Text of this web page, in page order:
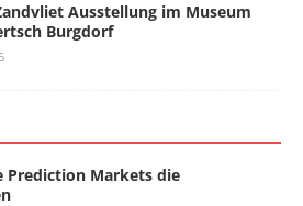
Ausstellung im Museum
Burgdorf
Prediction Markets die